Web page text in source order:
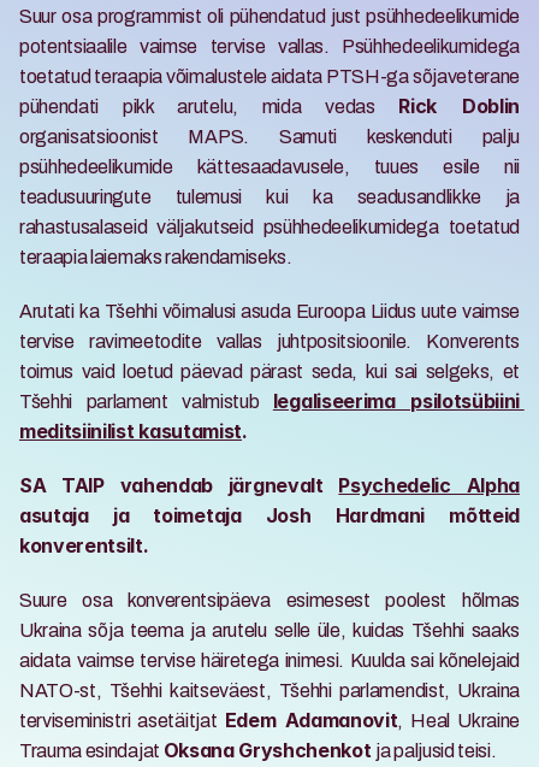
Suur osa programmist oli pühendatud just psühhedeelikumide
potentsiaalile vaimse tervise vallas. Psühhedeelikumidega
toetatud teraapia võimalustele aidata PTSH-ga sõjaveterane
pühendati pikk arutelu, mida vedas
organisatsioonist MAPS. Samuti keskenduti palju
psühhedeelikumide kättesaadavusele, tuues esile nii
teadusuuringute tulemusi kui ka seadusandlikke ja
rahastusalaseid väljakutseid psühhedeelikumidega toetatud
teraapia laiemaks rakendamiseks.
Arutati ka Tšehhi võimalusi asuda Euroopa Liidus uute vaimse
tervise ravimeetodite vallas juhtpositsioonile. Konverents
toimus vaid loetud päevad pärast seda, kui sai selgeks, et
Tšehhi parlament valmistub legaliseerima psilotsübiini
meditsiinilist kasutamist.
SA TAIP vahendab järgnevalt Psychedelic Alpha
asutaja ja toimetaja Josh Hardmani mõtteid
konverentsilt.
Suure osa konverentsipäeva esimesest poolest hõlmas
Ukraina sõja teema ja arutelu selle üle, kuidas Tšehhi saaks
aidata vaimse tervise häiretega inimesi. Kuulda sai kõnelejaid
NATO-st, Tšehhi kaitseväest, Tšehhi parlamendist, Ukraina
terviseministri asetäitjat Edem Adamanovit, Heal Ukraine
Trauma esindajat Oksana Gryshchenkot ja paljusid teisi.